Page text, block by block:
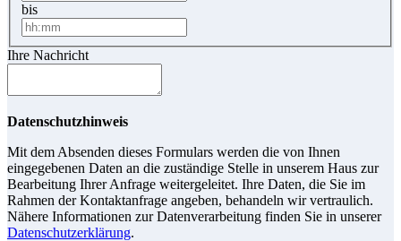
bis
Ihre Nachricht
Datenschutzhinweis
Mit dem Absenden dieses Formulars werden die von Ihnen
eingegebenen Daten an die zuständige Stelle in unserem Haus zur
Bearbeitung Ihrer Anfrage weitergeleitet. Ihre Daten, die Sie im
Rahmen der Kontaktanfrage angeben, behandeln wir vertraulich.
Nähere Informationen zur Datenverarbeitung finden Sie in unserer
Datenschutzerklärung.